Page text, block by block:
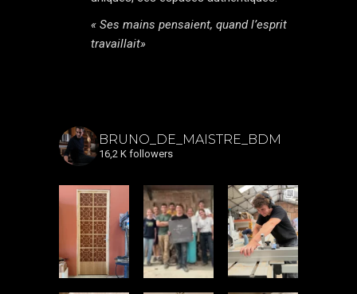
« Ses mains pensaient, quand l’esprit
travaillait»
BRUNO_DE_MAISTRE_BDM
16,2 K followers